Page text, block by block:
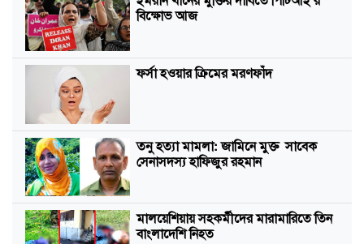
বিক্ষোভ আজ
ফর্সা হওয়ার ক্রিমের মরণফাঁদ
তনু হত্যা মামলা: জামিনে মুক্ত সাবেক
সেনাসদস্য হাফিজুর রহমান
মালয়েশিয়ায় সহকর্মীদের মারামারিতে তিন
বাংলাদেশি নিহত